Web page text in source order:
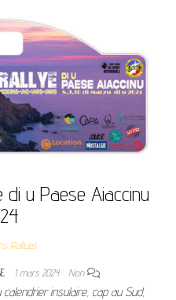
di u Paese Aiaccinu
Rallyes
1 mars 2024 Non
insulaire, cap au Sud,